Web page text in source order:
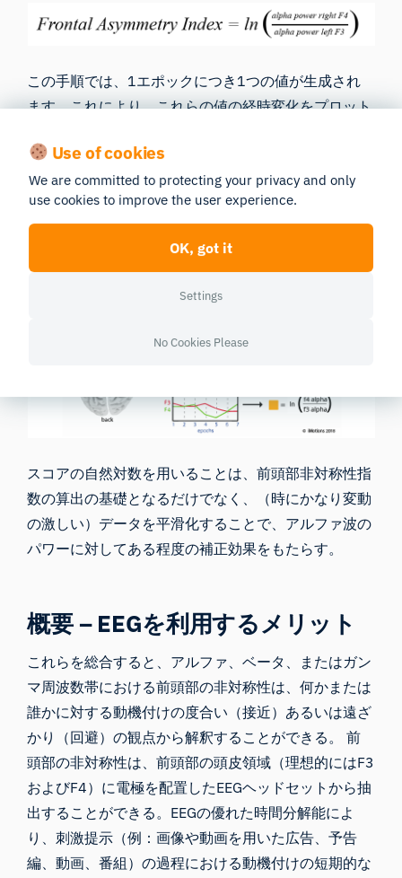
この手順では、1エポックにつき1つの値が生成され
ます。これにより、これらの値の経時変化をプロット
することができます。さらに、すべてのエポックの値
を平均化することで、全体的な前頭葉の非対称性スコ
アを求めることができます。
スコアの自然対数を用いることは、前頭部非対称性指
数の算出の基礎となるだけでなく、（時にかなり変動
の激しい）データを平滑化することで、アルファ波の
パワーに対してある程度の補正効果をもたらす。
概要 – EEGを利用するメリット
これらを総合すると、アルファ、ベータ、またはガン
マ周波数帯における前頭部の非対称性は、何かまたは
誰かに対する動機付けの度合い（接近）あるいは遠ざ
かり（回避）の観点から解釈することができる。 前
頭部の非対称性は、前頭部の頭皮領域（理想的にはF3
およびF4）に電極を配置したEEGヘッドセットから抽
出することができる。EEGの優れた時間分解能によ
り、刺激提示（例：画像や動画を用いた広告、予告
編、動画、番組）の過程における動機付けの短期的な
Use of cookies
We are committed to protecting your privacy and only
use cookies to improve the user experience.
OK, got it
Settings
No Cookies Please